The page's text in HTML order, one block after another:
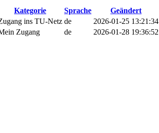
Kategorie Sprache
Geändert
ins TU-Netz de
2026-01-25 13:21:34
Zugang de 2026-01-28 19:36:52